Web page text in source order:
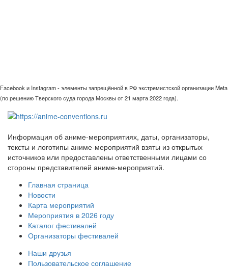
Facebook и Instagram - элементы запрещённой в РФ экстремистской организации Meta
(по решению Тверского суда города Москвы от 21 марта 2022 года).
Информация об аниме-мероприятиях, даты, организаторы,
тексты и логотипы аниме-мероприятий взяты из открытых
источников или предоставлены ответственными лицами со
стороны представителей аниме-мероприятий.
Главная страница
Новости
Карта мероприятий
Мероприятия в 2026 году
Каталог фестивалей
Организаторы фестивалей
Наши друзья
Пользовательское соглашение